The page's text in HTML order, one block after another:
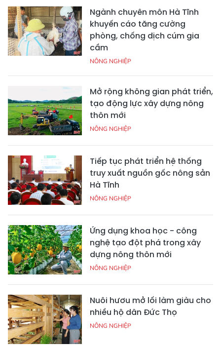
Ngành chuyên môn Hà Tĩnh
khuyến cáo tăng cường
phòng, chống dịch cúm gia
cầm
NÔNG NGHIỆP
Mở rộng không gian phát triển,
tạo động lực xây dựng nông
thôn mới
NÔNG NGHIỆP
Tiếp tục phát triển hệ thống
truy xuất nguồn gốc nông sản
Hà Tĩnh
NÔNG NGHIỆP
Ứng dụng khoa học - công
nghệ tạo đột phá trong xây
dựng nông thôn mới
NÔNG NGHIỆP
Nuôi hươu mở lối làm giàu cho
nhiều hộ dân Đức Thọ
NÔNG NGHIỆP